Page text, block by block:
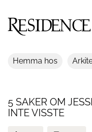
Hemma hos
5 SAKER OM
INTE VISSTE